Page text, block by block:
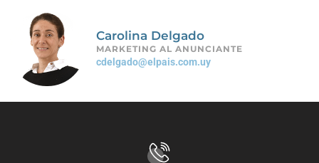
Carolina Delgado
MARKETING AL ANUNCIANTE
cdelgado@elpais.com.uy